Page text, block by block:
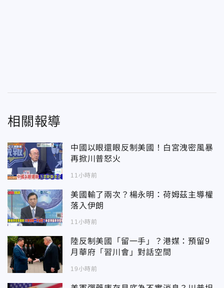
相關報導
中國以眼還眼反制美國！白宮洩密風暴
再掀川普怒火
11小時前
美國輸了兩次？楊永明：荷姆茲主導權
落入伊朗
11小時前
陸反制美國「留一手」？港媒：預留9
月華府「習川會」對話空間
19小時前